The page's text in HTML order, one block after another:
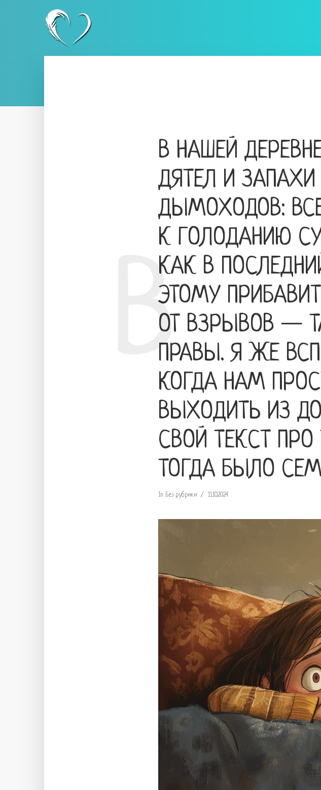
В НАШЕЙ
ДЯТЕЛ И
ДЫМОХОДОВ:
К ГОЛОДАНИЮ
КАК В
ЭТОМУ
ОТ ВЗРЫВОВ —
ПРАВЫ. Я ЖЕ
КОГДА НАМ
ВЫХОДИТЬ ИЗ
СВОЙ ТЕКСТ
ТОГДА БЫЛО
In Без рубрики 11.10.2024
В